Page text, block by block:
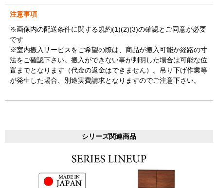
注意事項
※画像内の配送条件に関する規約(1)(2)(3)の確認とご同意が必要
です
※室内搬入サービスをご希望の際は、商品が搬入可能か経路の寸
法をご確認下さい。搬入ができない事が判明した場合は可能な位
置までとなります（代金の返金はできません）。吊り下げ作業等
が発生した場合、別途実費請求となりますのでご注意下さい。
シリーズ関連商品